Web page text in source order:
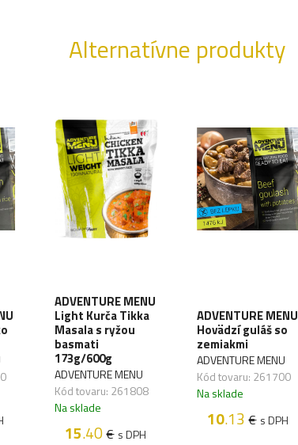
Alternatívne produkty
ADVENTURE MENU
Light Kurča Tikka
Masala s ryžou
basmati
173g/600g
ADVENTURE MENU
Kód tovaru: 261808
Na sklade
15.40€ s DPH
ADVENTURE MENU
Hovädzí guláš so
zemiakmi
ADVENTURE MENU
Kód tovaru: 261700
Na sklade
10.13€ s DPH